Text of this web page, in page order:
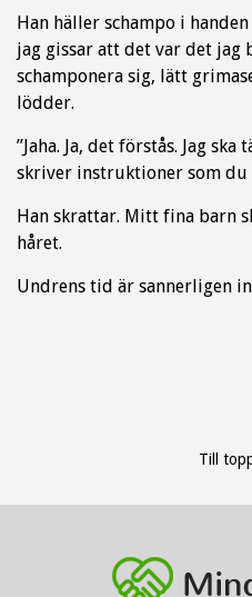
Han häller schampo i
jag gissar att det var det jag
schamponera sig, lätt
lödder.
”Jaha. Ja, det förstås. Jag
skriver instruktioner som du
Han skrattar. Mitt fina barn
håret.
Undrens tid är sannerligen
Till